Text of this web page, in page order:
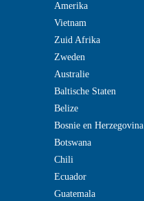
Amerika
Vietnam
Zuid Afrika
Zweden
Australie
Baltische Staten
Belize
Bosnie en Herzegovina
Botswana
Chili
Ecuador
Guatemala